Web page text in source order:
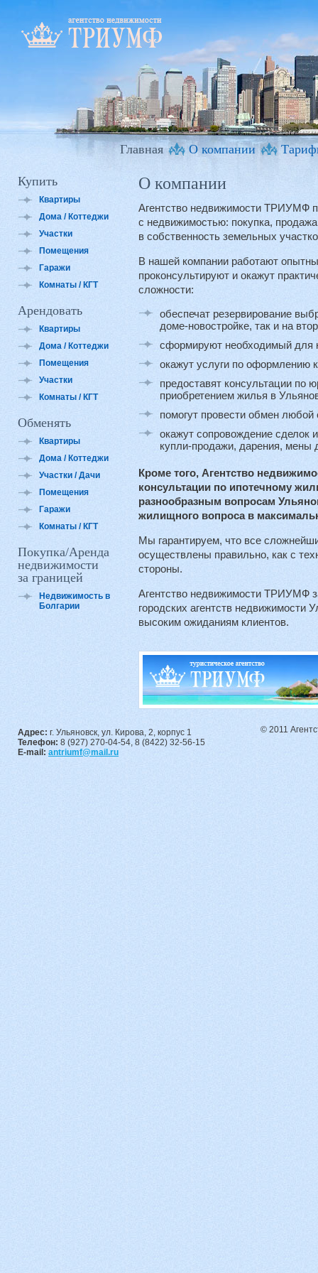
Главная О компании
Купить
Квартиры
Дома / Коттеджи
Участки
Помещения
Гаражи
Комнаты / КГТ
Арендовать
Квартиры
Дома / Коттеджи
Помещения
Участки
Комнаты / КГТ
Обменять
Квартиры
Дома / Коттеджи
Участки / Дачи
Помещения
Гаражи
Комнаты / КГТ
Покупка/Аренда
недвижимости
за границей
Недвижимость в
Болгарии
О компании
Агентство недвижимости ТРИУМФ
с недвижимостью: покупка,
в собственность земельных
В нашей компании работают
проконсультируют и окажут
сложности:
обеспечат резервирование
доме-новостройке, так и на
сформируют необходимый для
окажут услуги по оформлению
предоставят консультации по
приобретением жилья в
помогут провести обмен любой
окажут сопровождение сделок
купли-продажи, дарения, мены
Кроме того, Агентство
консультации по ипотечному
разнообразным вопросам
жилищного вопроса в
Мы гарантируем, что все
осуществлены правильно, как с
стороны.
Агентство недвижимости ТРИУМФ
городских агентств
высоким ожиданиям клиентов.
Адрес: г. Ульяновск, ул. Кирова, 2, корпус 1
Телефон: 8 (927) 270-04-54, 8 (8422) 32-56-15
E-mail: antriumf@mail.ru
© 2011